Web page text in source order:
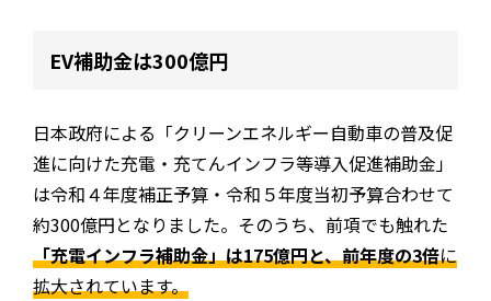
EV補助金は300億円
日本政府による「クリーンエネルギー自動車の普及促
進に向けた充電・充てんインフラ等導入促進補助金」
は令和４年度補正予算・令和５年度当初予算合わせて
約300億円となりました。そのうち、前項でも触れた
「充電インフラ補助金」は175億円と、前年度の3倍に
拡大されています。